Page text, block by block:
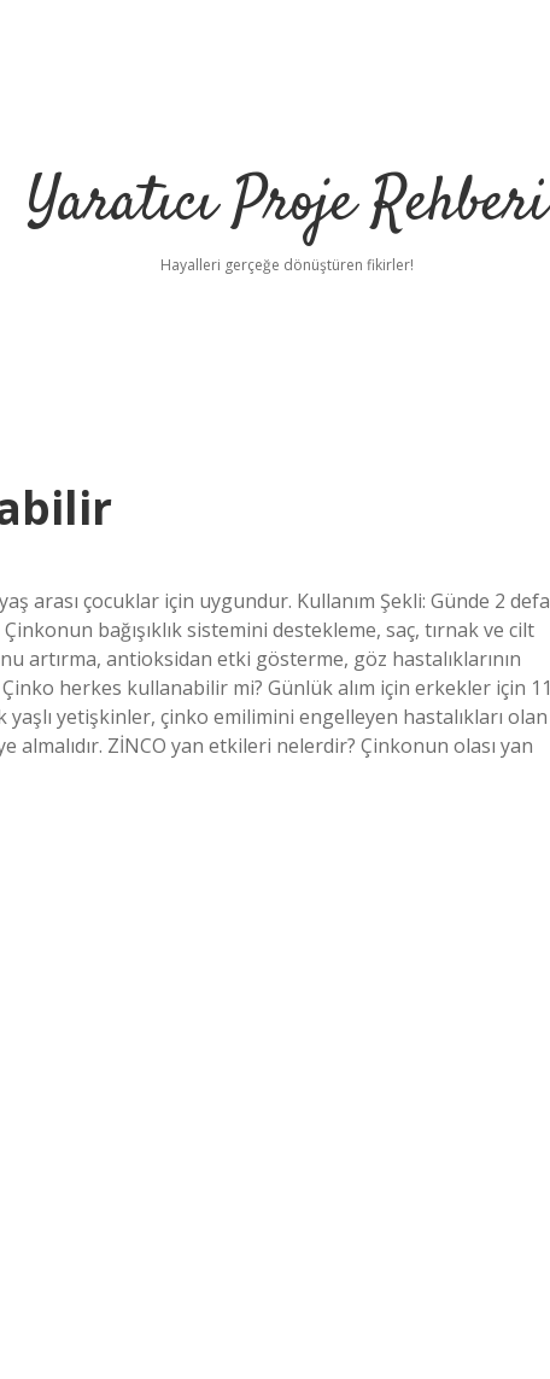
Yaratıcı Proje Rehberi
Hayalleri gerçeğe dönüştüren fikirler!
arası çocuklar için uygundur. Kullanım Şekli: Günde 2 defa
bağışıklık sistemini destekleme, saç, tırnak ve cilt
artırma, antioksidan etki gösterme, göz hastalıklarının
herkes kullanabilir mi? Günlük alım için erkekler için 11
yetişkinler, çinko emilimini engelleyen hastalıkları olan
ZİNCO yan etkileri nelerdir? Çinkonun olası yan